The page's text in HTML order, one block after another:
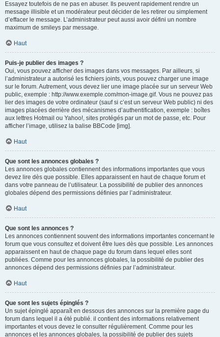
Essayez toutefois de ne pas en abuser. Ils peuvent rapidement rendre un
message illisible et un modérateur peut décider de les retirer ou simplement
d’effacer le message. L’administrateur peut aussi avoir défini un nombre
maximum de smileys par message.
Haut
Puis-je publier des images ?
Oui, vous pouvez afficher des images dans vos messages. Par ailleurs, si
l’administrateur a autorisé les fichiers joints, vous pouvez charger une image
sur le forum. Autrement, vous devez lier une image placée sur un serveur Web
public, exemple : http://www.exemple.com/mon-image.gif. Vous ne pouvez pas
lier des images de votre ordinateur (sauf si c’est un serveur Web public) ni des
images placées derrière des mécanismes d’authentification, exemple : boîtes
aux lettres Hotmail ou Yahoo!, sites protégés par un mot de passe, etc. Pour
afficher l’image, utilisez la balise BBCode [img].
Haut
Que sont les annonces globales ?
Les annonces globales contiennent des informations importantes que vous
devez lire dès que possible. Elles apparaissent en haut de chaque forum et
dans votre panneau de l’utilisateur. La possibilité de publier des annonces
globales dépend des permissions définies par l’administrateur.
Haut
Que sont les annonces ?
Les annonces contiennent souvent des informations importantes concernant le
forum que vous consultez et doivent être lues dès que possible. Les annonces
apparaissent en haut de chaque page du forum dans lequel elles sont
publiées. Comme pour les annonces globales, la possibilité de publier des
annonces dépend des permissions définies par l’administrateur.
Haut
Que sont les sujets épinglés ?
Un sujet épinglé apparaît en dessous des annonces sur la première page du
forum dans lequel il a été publié. il contient des informations relativement
importantes et vous devez le consulter régulièrement. Comme pour les
annonces et les annonces globales, la possibilité de publier des sujets